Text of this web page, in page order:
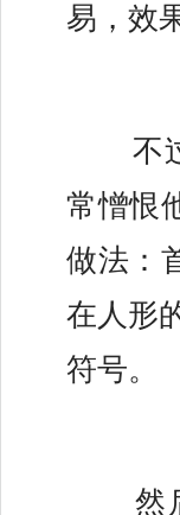
易，效
	不过，只要对方确确实实对不起你，而你又非
常憎恨
做法：
在人形
符号。